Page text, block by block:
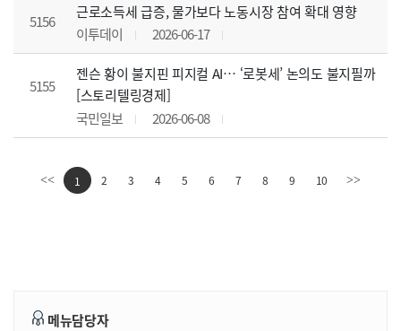
5156
근로소득세 급증, 물가보다 노동시장 참여 확대 영향
이투데이
2026-06-17
5155
젠슨 황이 불지핀 피지컬 AI… ‘로봇세’ 논의도 불지필까
[스토리텔링경제]
국민일보
2026-06-08
<< 1 2 3 4 5 6 7 8 9 10 >>
메뉴담당자